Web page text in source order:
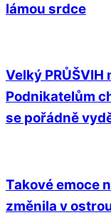
lámou srdce
Velký
Podnikatelům
se pořádně
Takové emoce
změnila v